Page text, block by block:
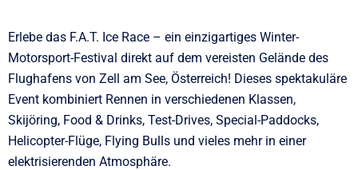
Erlebe das F.A.T. Ice Race – ein einzigartiges Winter-
Motorsport-Festival direkt auf dem vereisten Gelände des
Flughafens von Zell am See, Österreich! Dieses spektakuläre
Event kombiniert Rennen in verschiedenen Klassen,
Skijöring, Food & Drinks, Test-Drives, Special-Paddocks,
Helicopter-Flüge, Flying Bulls und vieles mehr in einer
elektrisierenden Atmosphäre.